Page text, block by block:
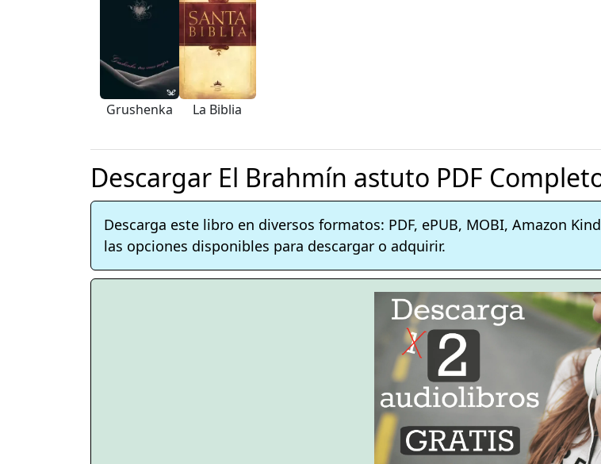
Grushenka La Biblia
Descargar El Brahmín astuto PDF
Descarga este libro en diversos formatos: PDF, ePUB, MOBI, Amazon
las opciones disponibles para descargar o adquirir.